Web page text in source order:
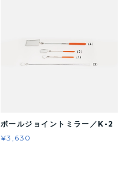
ボールジョイントミラー／K-2
¥3,630